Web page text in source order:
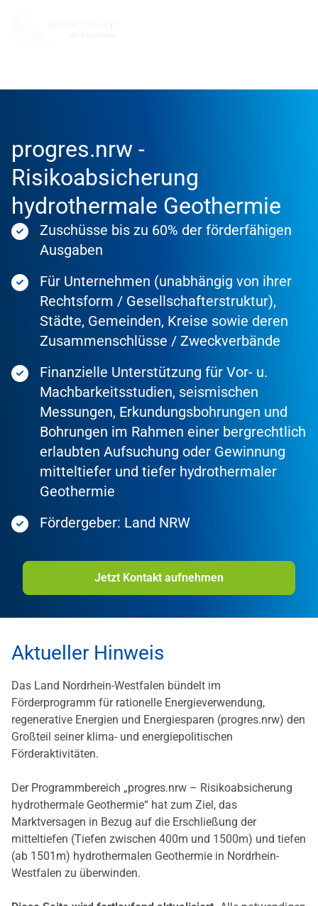
progres.nrw -
Risikoabsicherung
hydrothermale Geothermie
Zuschüsse bis zu 60% der förderfähigen
Ausgaben
Für Unternehmen (unabhängig von ihrer
Rechtsform / Gesellschafterstruktur),
Städte, Gemeinden, Kreise sowie deren
Zusammenschlüsse / Zweckverbände
Finanzielle Unterstützung für Vor- u.
Machbarkeitsstudien, seismischen
Messungen, Erkundungsbohrungen und
Bohrungen im Rahmen einer bergrechtlich
erlaubten Aufsuchung oder Gewinnung
mitteltiefer und tiefer hydrothermaler
Geothermie
Fördergeber: Land NRW
Jetzt Kontakt aufnehmen
Aktueller Hinweis
Das Land Nordrhein-Westfalen bündelt im
Förderprogramm für rationelle Energieverwendung,
regenerative Energien und Energiesparen (progres.nrw) den
Großteil seiner klima- und energiepolitischen
Förderaktivitäten.
Der Programmbereich „progres.nrw – Risikoabsicherung
hydrothermale Geothermie“ hat zum Ziel, das
Marktversagen in Bezug auf die Erschließung der
mitteltiefen (Tiefen zwischen 400m und 1500m) und tiefen
(ab 1501m) hydrothermalen Geothermie in Nordrhein-
Westfalen zu überwinden. ​